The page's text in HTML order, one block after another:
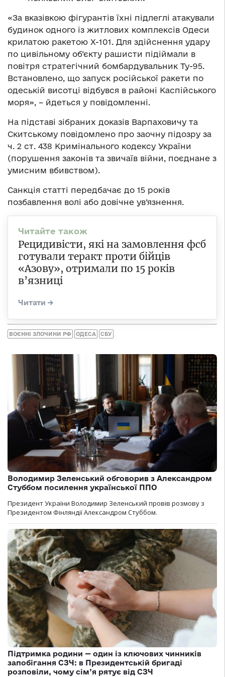
«За вказівкою фігурантів їхні підлеглі атакували
будинок одного із житлових комплексів Одеси
крилатою ракетою Х-101. Для здійснення удару
по цивільному об’єкту рашисти підіймали в
повітря стратегічний бомбардувальник Ту-95.
Встановлено, що запуск російської ракети по
одеській висотці відбувся в районі Каспійського
моря», – йдеться у повідомленні.
На підставі зібраних доказів Варпаховичу та
Скитському повідомлено про заочну підозру за
ч. 2 ст. 438 Кримінального кодексу України
(порушення законів та звичаїв війни, поєднане з
умисним вбивством).
Санкція статті передбачає до 15 років
позбавлення волі або довічне ув’язнення.
Рецидивісти, які на замовлення фсб
готували теракт проти бійців
«Азову», отримали по 15 років
в’язниці
ВОЄННІ ЗЛОЧИНИ РФ ОДЕСА СБУ
Володимир Зеленський обговорив з Александром
Стуббом посилення української ППО
Президент України Володимир Зеленський провів розмову з
Президентом Фінляндії Александром Стуббом.
Підтримка родини — один із ключових чинників
запобігання СЗЧ: в Президентській бригаді
розповіли, чому сім’я рятує від СЗЧ